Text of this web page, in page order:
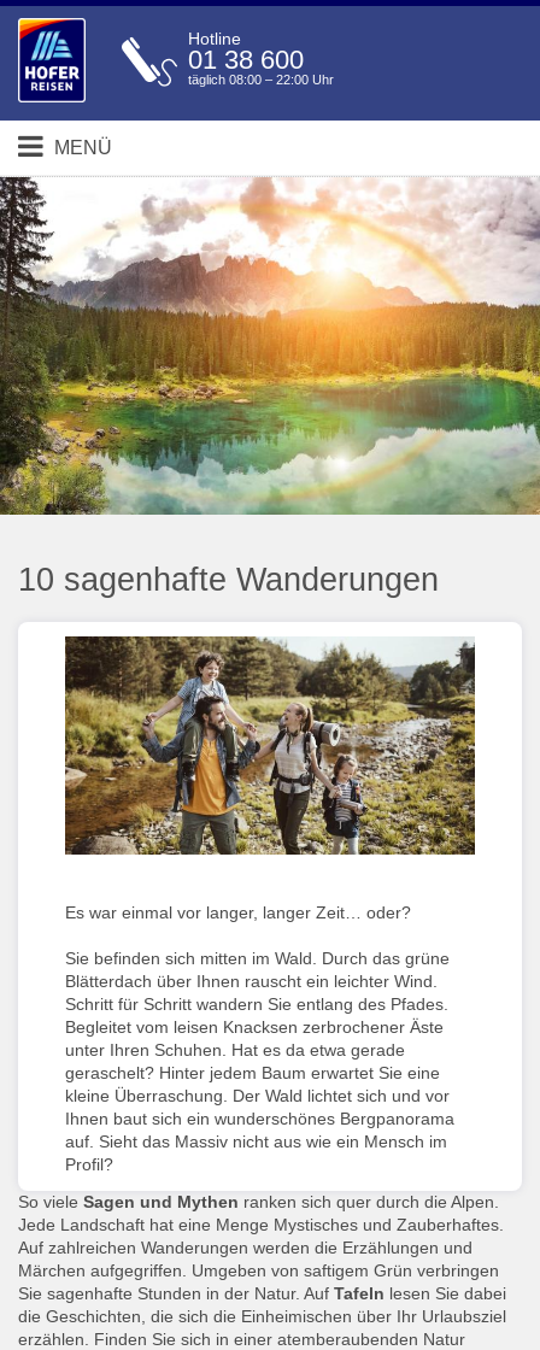
Hotline
01 38 600
täglich 08:00 – 22:00 Uhr
MENÜ
10 sagenhafte Wanderungen
Es war einmal vor langer, langer Zeit… oder?
Sie befinden sich mitten im Wald. Durch das grüne
Blätterdach über Ihnen rauscht ein leichter Wind.
Schritt für Schritt wandern Sie entlang des Pfades.
Begleitet vom leisen Knacksen zerbrochener Äste
unter Ihren Schuhen. Hat es da etwa gerade
geraschelt? Hinter jedem Baum erwartet Sie eine
kleine Überraschung. Der Wald lichtet sich und vor
Ihnen baut sich ein wunderschönes Bergpanorama
auf. Sieht das Massiv nicht aus wie ein Mensch im
Profil?
So viele Sagen und Mythen ranken sich quer durch die Alpen.
Jede Landschaft hat eine Menge Mystisches und Zauberhaftes.
Auf zahlreichen Wanderungen werden die Erzählungen und
Märchen aufgegriffen. Umgeben von saftigem Grün verbringen
Sie sagenhafte Stunden in der Natur. Auf Tafeln lesen Sie dabei
die Geschichten, die sich die Einheimischen über Ihr Urlaubsziel
erzählen. Finden Sie sich in einer atemberaubenden Natur